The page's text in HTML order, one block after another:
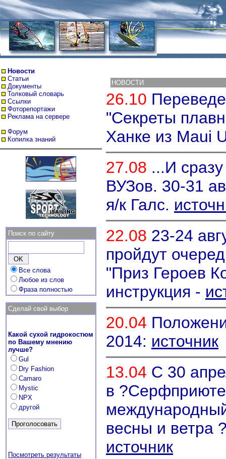
Новости
Статьи
Документы
Толковый словарь
Ссылки
Фоторепортажи
Реклама на сервере
Форум
Копилка знаний
Поиск по сайту
Все слова
Любое из слов
Фраза полностью
Сделай свой выбор
Какой сухой гидрокостюм
по Вашему мнению
лучше?
Gul
Dry Fashion
Camaro
Mystic
NPX
другой
Посмотреть результаты
НОВОСТИ
26.10
"Секреты
Ханке из Maui
27.08 ...И
ВУЗов. 30-31
я/к Галс.
22.08 23-24
пройдут
"Приз Героев
инструкция -
20.04
2014: источник
13.04 С 30
в
весны и ветра
источник